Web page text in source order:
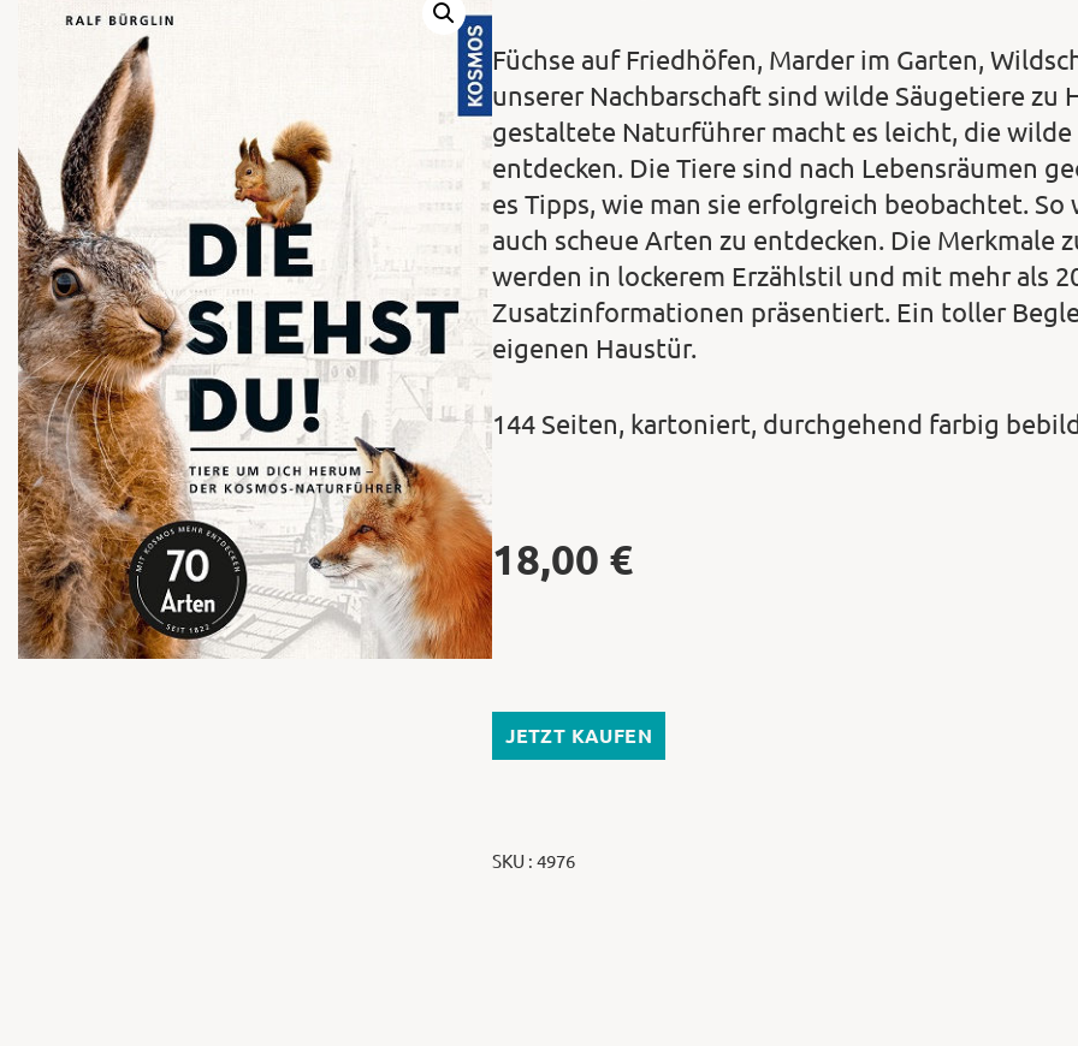
Füchse auf Friedhöfen, Marder im Garten,
unserer Nachbarschaft sind wilde Säugetiere zu
gestaltete Naturführer macht es leicht, die
entdecken. Die Tiere sind nach Lebensräumen
es Tipps, wie man sie erfolgreich beobachtet.
auch scheue Arten zu entdecken. Die Merkmale
werden in lockerem Erzählstil und mit mehr als
Zusatzinformationen präsentiert. Ein toller
eigenen Haustür.
144 Seiten, kartoniert, durchgehend farbig
18,00 €
JETZT KAUFEN
SKU : 4976